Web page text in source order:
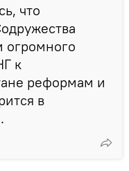
что
огромного
к
реформам и
в